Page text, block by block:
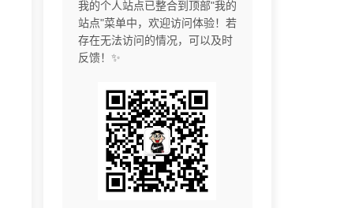
我的个人站点已整合到顶部"我的
站点"菜单中，欢迎访问体验！若
存在无法访问的情况，可以及时
反馈！✨